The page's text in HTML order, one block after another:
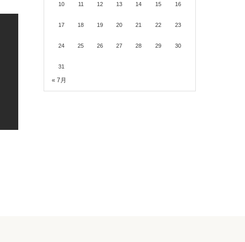
10 11 12 13 14 15 16
17 18 19 20 21 22 23
24 25 26 27 28 29 30
31
« 7月